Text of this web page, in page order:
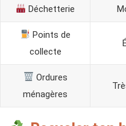
Déchetterie
Points de
collecte
Ordures
ménagères